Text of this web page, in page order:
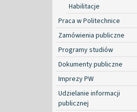
Habilitacje
Praca w Politechnice
Zamówienia publiczne
Programy studiów
Dokumenty publiczne
Imprezy PW
Udzielanie informacji
publicznej